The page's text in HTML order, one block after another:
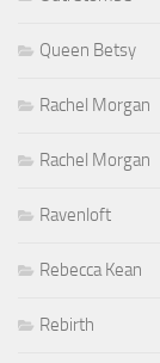
Queen Betsy
Rachel Morgan
Rachel Morgan
Ravenloft
Rebecca Kean
Rebirth